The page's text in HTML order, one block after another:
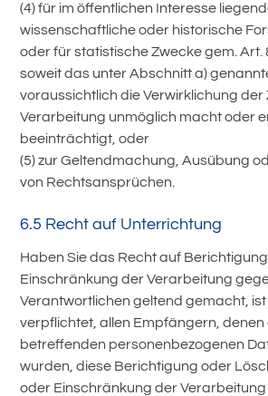
(4) für im öffentlichen Interesse
wissenschaftliche oder historische
oder für statistische Zwecke gem. Art.
soweit das unter Abschnitt a)
voraussichtlich die Verwirklichung der
Verarbeitung unmöglich macht oder
beeinträchtigt, oder
(5) zur Geltendmachung, Ausübung
von Rechtsansprüchen.
6.5 Recht auf Unterrichtung
Haben Sie das Recht auf
Einschränkung der Verarbeitung
Verantwortlichen geltend gemacht,
verpflichtet, allen Empfängern, denen
betreffenden personenbezogenen
wurden, diese Berichtigung oder
oder Einschränkung der Verarbeitung